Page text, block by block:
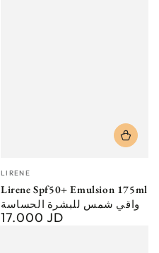
Vendor:
LIRENE
Lirene Spf50+ Emulsion 175ml
واقي شمس للبشرة الحساسة
Regular
17.000 JD